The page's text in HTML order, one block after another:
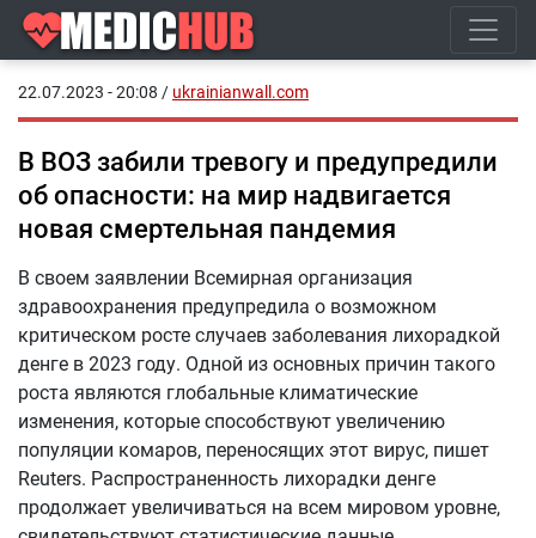
22.07.2023 - 20:08 / ukrainianwall.com
В ВОЗ забили тревогу и предупредили
об опасности: на мир надвигается
новая смертельная пандемия
В своем заявлении Всемирная организация
здравоохранения предупредила о возможном
критическом росте случаев заболевания лихорадкой
денге в 2023 году. Одной из основных причин такого
роста являются глобальные климатические
изменения, которые способствуют увеличению
популяции комаров, переносящих этот вирус, пишет
Reuters. Распространенность лихорадки денге
продолжает увеличиваться на всем мировом уровне,